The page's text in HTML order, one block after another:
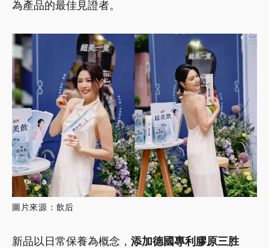
為產品的最佳見證者。
圖片來源：飲后
新品以日常保養為概念， 添加德國專利膠原三胜